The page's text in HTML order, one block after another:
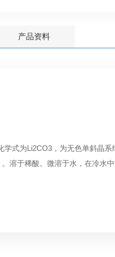
产品资料
式为Li2CO3，为无色单斜晶系
溶于稀酸。微溶于水，在冷水
，PG）, 具有一元醇的一般
机化合物，在医药、食品、化妆
用
以与有机材料作用又能与无机
一般0.1%-2%，常用乙醇/水作
更高效的“幕后英雄”
，将我们的生活空间点缀得五
。 涂料的成分可谓是千变万化
引人注目应用
聚乳液的简称，是以醋酸乙烯
分子乳液。其具有持久柔软性